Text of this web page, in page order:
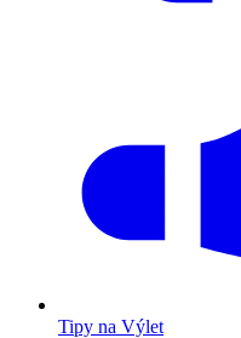
Tipy na Výlet